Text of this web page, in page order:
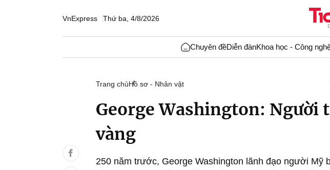
VnExpress Thứ ba, 4/8/2026
Chuyên đềDiễn đànKhoa học - Công
Trang chủHồ sơ - Nhân vật
George Washington: Người
vàng
250 năm trước, George Washington lãnh đạo người Mỹ